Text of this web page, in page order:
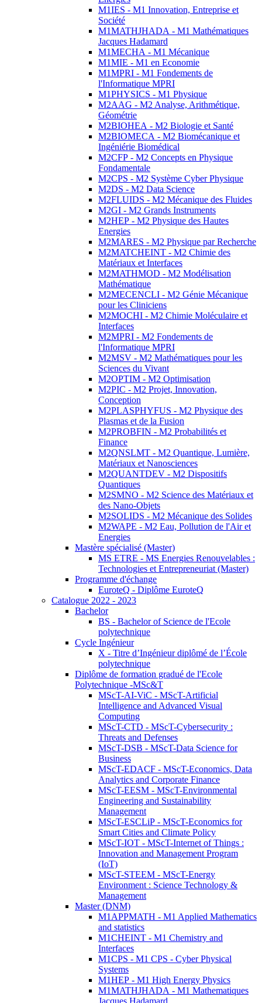
M1IES - M1 Innovation, Entreprise et
Société
M1MATHJHADA - M1 Mathématiques
Jacques Hadamard
M1MECHA - M1 Mécanique
M1MIE - M1 en Economie
M1MPRI - M1 Fondements de
l'Informatique MPRI
M1PHYSICS - M1 Physique
M2AAG - M2 Analyse, Arithmétique,
Géométrie
M2BIOHEA - M2 Biologie et Santé
M2BIOMECA - M2 Biomécanique et
Ingéniérie Biomédical
M2CFP - M2 Concepts en Physique
Fondamentale
M2CPS - M2 Système Cyber Physique
M2DS - M2 Data Science
M2FLUIDS - M2 Mécanique des Fluides
M2GI - M2 Grands Instruments
M2HEP - M2 Physique des Hautes
Energies
M2MARES - M2 Physique par Recherche
M2MATCHEINT - M2 Chimie des
Matériaux et Interfaces
M2MATHMOD - M2 Modélisation
Mathématique
M2MECENCLI - M2 Génie Mécanique
pour les Cliniciens
M2MOCHI - M2 Chimie Moléculaire et
Interfaces
M2MPRI - M2 Fondements de
l'Informatique MPRI
M2MSV - M2 Mathématiques pour les
Sciences du Vivant
M2OPTIM - M2 Optimisation
M2PIC - M2 Projet, Innovation,
Conception
M2PLASPHYFUS - M2 Physique des
Plasmas et de la Fusion
M2PROBFIN - M2 Probabilités et
Finance
M2QNSLMT - M2 Quantique, Lumière,
Matériaux et Nanosciences
M2QUANTDEV - M2 Dispositifs
Quantiques
M2SMNO - M2 Science des Matériaux et
des Nano-Objets
M2SOLIDS - M2 Mécanique des Solides
M2WAPE - M2 Eau, Pollution de l'Air et
Energies
Mastère spécialisé (Master)
MS ETRE - MS Energies Renouvelables :
Technologies et Entrepreneuriat (Master)
Programme d'échange
EuroteQ - Diplôme EuroteQ
Catalogue 2022 - 2023
Bachelor
BS - Bachelor of Science de l'Ecole
polytechnique
Cycle Ingénieur
X - Titre d’Ingénieur diplômé de l’École
polytechnique
Diplôme de formation gradué de l'Ecole
Polytechnique -MSc&T
MScT-AI-ViC - MScT-Artificial
Intelligence and Advanced Visual
Computing
MScT-CTD - MScT-Cybersecurity :
Threats and Defenses
MScT-DSB - MScT-Data Science for
Business
MScT-EDACF - MScT-Economics, Data
Analytics and Corporate Finance
MScT-EESM - MScT-Environmental
Engineering and Sustainability
Management
MScT-ESCLiP - MScT-Economics for
Smart Cities and Climate Policy
MScT-IOT - MScT-Internet of Things :
Innovation and Management Program
(IoT)
MScT-STEEM - MScT-Energy
Environment : Science Technology &
Management
Master (DNM)
M1APPMATH - M1 Applied Mathematics
and statistics
M1CHEINT - M1 Chemistry and
Interfaces
M1CPS - M1 CPS - Cyber Physical
Systems
M1HEP - M1 High Energy Physics
M1MATHJHADA - M1 Mathematiques
Jacques Hadamard